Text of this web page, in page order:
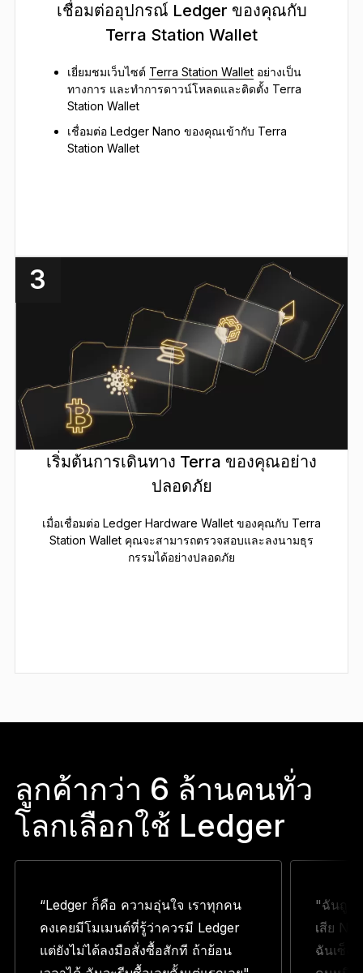
เชื่อมต่ออุปกรณ์ Ledger ของคุณกับ
Terra Station Wallet
เยี่ยมชมเว็บไซต์ Terra Station Walletอย่างเป็น
ทางการ และทำการดาวน์โหลดและติดตั้ง Terra
Station Wallet
เชื่อมต่อ Ledger Nano ของคุณเข้ากับ Terra
Station Wallet
3
เริ่มต้นการเดินทาง Terra ของคุณอย่าง
ปลอดภัย
เมื่อเชื่อมต่อ Ledger Hardware Wallet ของคุณกับ Terra
Station Wallet คุณจะสามารถตรวจสอบและลงนามธุร
กรรมได้อย่างปลอดภัย
ลูกค้ากว่า 6 ล้านคนทั่ว
โลกเลือกใช้ Ledger
“Ledger ก็คือ ความอุ่นใจ เราทุกคน
คงเคยมีโมเมนต์ที่รู้ว่าควรมี Ledger
แต่ยังไม่ได้ลงมือสั่งซื้อสักที ถ้าย้อน
"ฉันถูก
เสีย
ฉันเซ็ง